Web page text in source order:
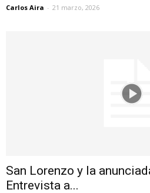
Carlos Aira - 21 marzo, 2026
San Lorenzo y la
Entrevista a...